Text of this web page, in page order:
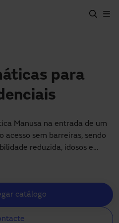
para
Manusa na entrada de um
acesso sem barreiras, sendo
reduzida, idosos e
em condomínios e edifícios
pesadas, assegura-se um
para todos os moradores.
oferecem um nível
catálogo